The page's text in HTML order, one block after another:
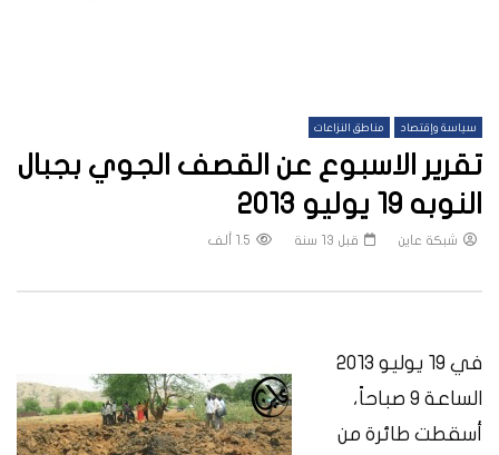
سياسة وإقتصاد مناطق النزاعات
تقرير الاسبوع عن القصف الجوي بجبال
النوبه 19 يوليو 2013
شبكة عاين قبل 13 سنة 1.5 ألف
الساعة ٩ صباحاً،
أسقطت طائرة من